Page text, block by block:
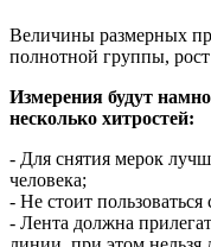
Величины размерных
полнотной группы,
Измерения будут
несколько хитростей:
- Для снятия мерок
человека;
- Не стоит
- Лента должна